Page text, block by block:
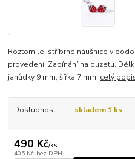
Roztomilé, stříbrné náušnice v
provedení. Zapínání na puzetu.
jahůdky 9 mm, šířka 7 mm. celý
Dostupnost skladem 1 ks
490 Kč/ks
405 Kč bez DPH